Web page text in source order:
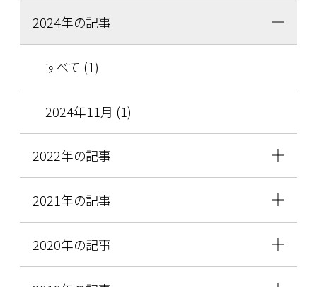
2024年の記事
すべて (1)
2024年11月 (1)
2022年の記事
2021年の記事
2020年の記事